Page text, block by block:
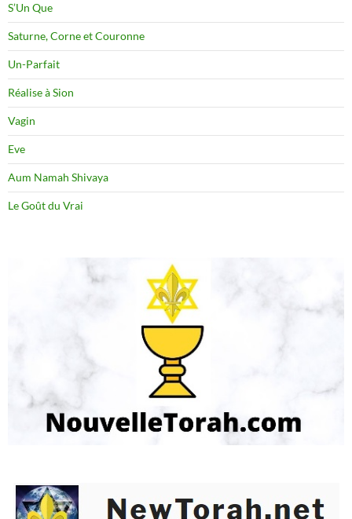
S’Un Que
Saturne, Corne et Couronne
Un-Parfait
Réalise à Sion
Vagin
Eve
Aum Namah Shivaya
Le Goût du Vrai